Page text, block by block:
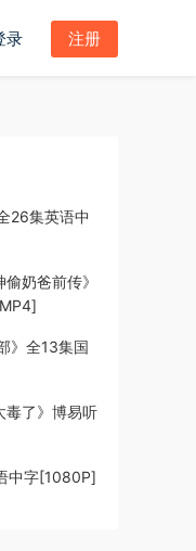
录 注册
26集英语中
奶爸前传》
》全13集国
毒了》博易听
中字[1080P]